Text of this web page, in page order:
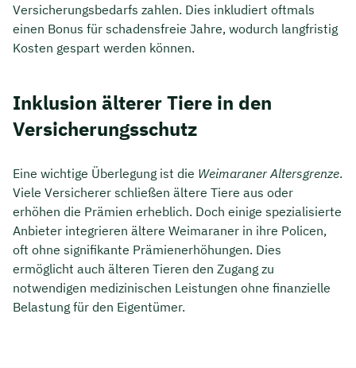
Versicherungsbedarfs zahlen. Dies inkludiert oftmals
einen Bonus für schadensfreie Jahre, wodurch langfristig
Kosten gespart werden können.
Inklusion älterer Tiere in den
Versicherungsschutz
Eine wichtige Überlegung ist die Weimaraner Altersgrenze.
Viele Versicherer schließen ältere Tiere aus oder
erhöhen die Prämien erheblich. Doch einige spezialisierte
Anbieter integrieren ältere Weimaraner in ihre Policen,
oft ohne signifikante Prämienerhöhungen. Dies
ermöglicht auch älteren Tieren den Zugang zu
notwendigen medizinischen Leistungen ohne finanzielle
Belastung für den Eigentümer.